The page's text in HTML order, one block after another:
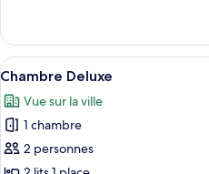
mobilité
réduite
Chambre
Quadruple
Familiale
le
type
de
Chambre
Quadruple
Familiale
Afficher
toutes
les
photos
pour
9
Chambre Deluxe
Vue sur la ville
1 chambre
2 personnes